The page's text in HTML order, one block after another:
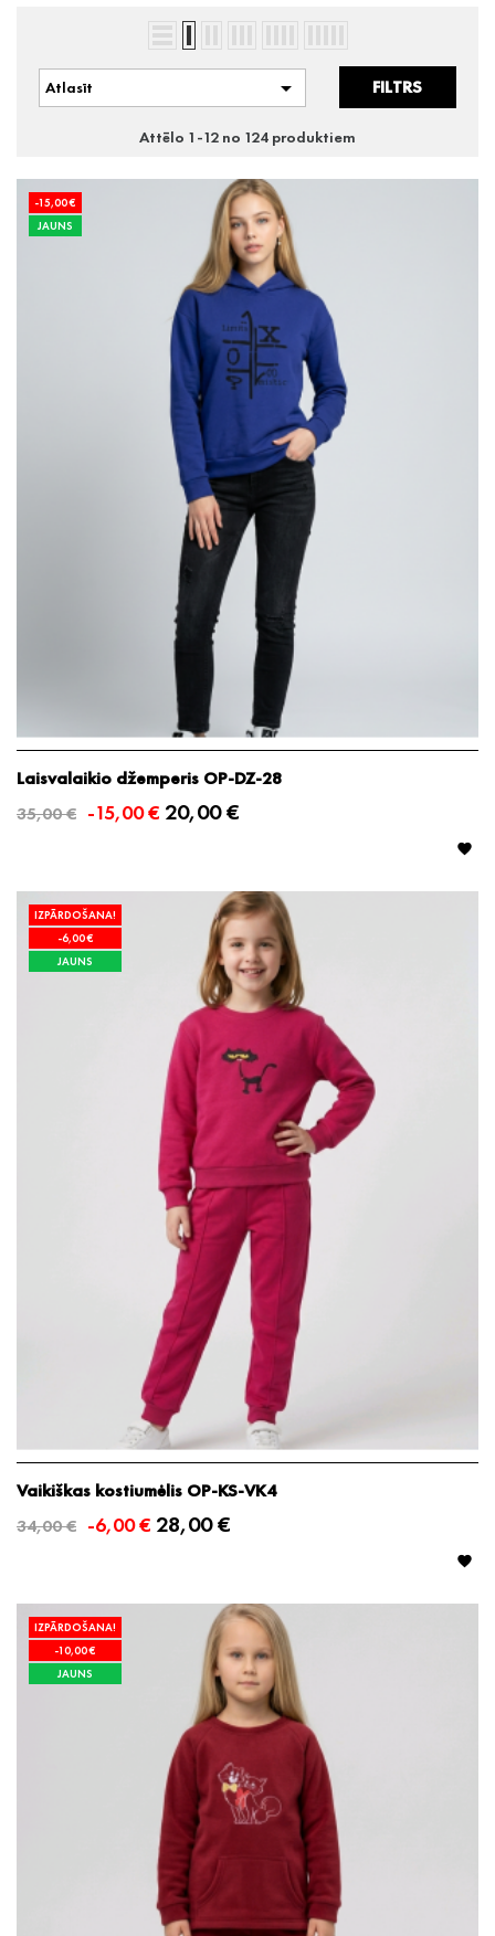
Atlasīt  FILTRS
Attēlo 1-12 no 124 produktiem
-15,00 €
JAUNS
Laisvalaikio džemperis OP-DZ-28
35,00 € -15,00 € 20,00 €

IZPĀRDOŠANA!
-6,00 €
JAUNS
Vaikiškas kostiumėlis OP-KS-VK4
34,00 € -6,00 € 28,00 €

IZPĀRDOŠANA!
-10,00 €
JAUNS